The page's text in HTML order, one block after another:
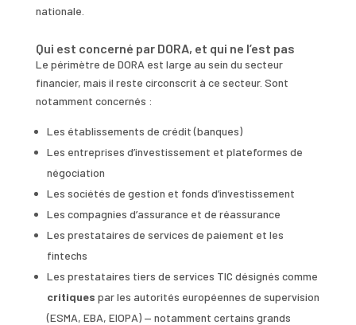
nationale.
Qui est concerné par DORA, et qui ne l’est pas
Le périmètre de DORA est large au sein du secteur
financier, mais il reste circonscrit à ce secteur. Sont
notamment concernés :
Les établissements de crédit (banques)
Les entreprises d’investissement et plateformes de
négociation
Les sociétés de gestion et fonds d’investissement
Les compagnies d’assurance et de réassurance
Les prestataires de services de paiement et les
fintechs
Les prestataires tiers de services TIC désignés comme
critiques par les autorités européennes de supervision
(ESMA, EBA, EIOPA) — notamment certains grands